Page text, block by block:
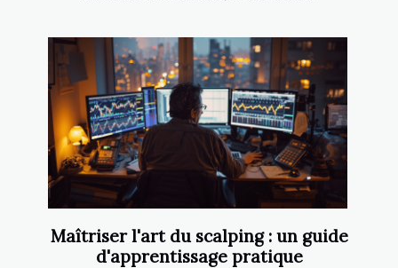
Maîtriser l'art du scalping : un guide
d'apprentissage pratique